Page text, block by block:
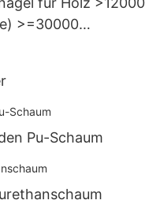
>=30000
Pu-Schaum